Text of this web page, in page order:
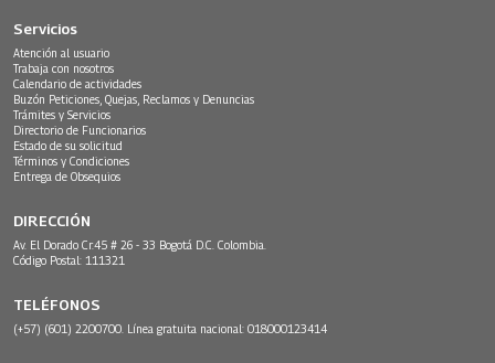
Servicios
Atención al usuario
Trabaja con nosotros
Calendario de actividades
Buzón Peticiones, Quejas, Reclamos y Denuncias
Trámites y Servicios
Directorio de Funcionarios
Estado de su solicitud
Términos y Condiciones
Entrega de Obsequios
DIRECCIÓN
Av. El Dorado Cr.45 # 26 - 33 Bogotá D.C. Colombia.
Código Postal: 111321
TELÉFONOS
(+57) (601) 2200700. Línea gratuita nacional: 018000123414